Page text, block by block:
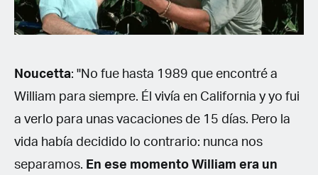
Noucetta: "No fue hasta 1989 que encontré a
William para siempre. Él vivía en California y yo fui
a verlo para unas vacaciones de 15 días. Pero la
vida había decidido lo contrario: nunca nos
separamos. En ese momento William era un